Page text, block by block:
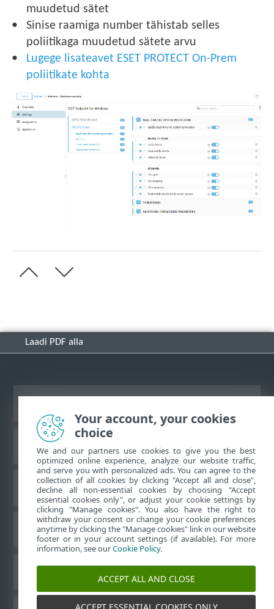
muudetud sätet
Sinise raamiga number tähistab selles
poliitikaga muudetud sätete arvu
Lugege lisateavet ESET PROTECT On-Prem
poliitikate kohta
Laadi PDF alla
ESET-i teabebaas
ESET-i foorum
Piirkondlik tugi
Your account, your cookies
choice
We and our partners use cookies to give you the best
optimized online experience, analyze our website traffic,
and serve you with personalized ads. You can agree to the
collection of all cookies by clicking "Accept all and close",
decline all non-essential cookies by choosing "Accept
essential cookies only", or adjust your cookie settings by
clicking "Manage cookies". You also have the right to
withdraw your consent or change your cookie preferences
anytime by clicking the "Manage cookies" link in our website
footer or in your account settings (if available). For more
information, see ourCookie Policy.
ACCEPT ALL AND CLOSE